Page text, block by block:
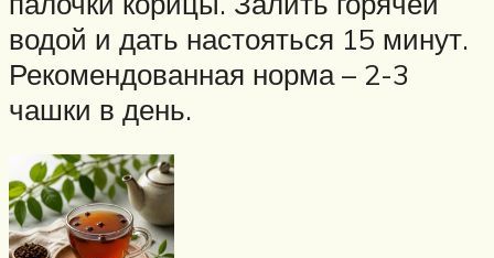
водой и дать настояться 15 минут.
Рекомендованная норма – 2-3
чашки в день.